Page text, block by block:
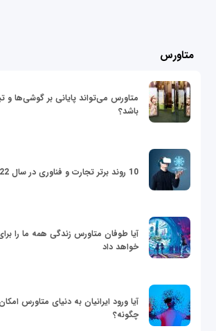
متاورس
متاورس می‌تواند پایانی بر گوشی‌ها
باشد؟
10 روند برتر تجارت و فناوری در سال 2022
آیا طوفان متاورس زندگی همه ما را
خواهد داد
آیا ورود ایرانیان به دنیای متاورس
چگونه؟